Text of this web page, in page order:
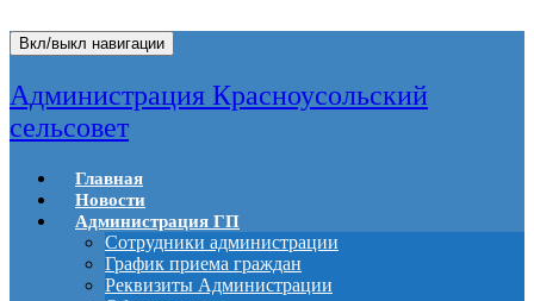
Вкл/выкл навигации
Администрация Красноусольский
сельсовет
Главная
Новости
Администрация ГП
Сотрудники администрации
График приема граждан
Реквизиты Администрации